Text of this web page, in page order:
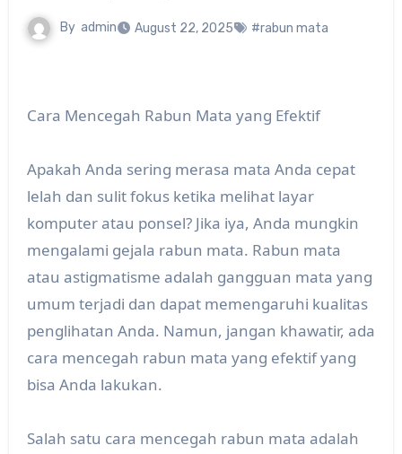
By admin August 22, 2025 #rabun mata
Cara Mencegah Rabun Mata yang Efektif
Apakah Anda sering merasa mata Anda cepat
lelah dan sulit fokus ketika melihat layar
komputer atau ponsel? Jika iya, Anda mungkin
mengalami gejala rabun mata. Rabun mata
atau astigmatisme adalah gangguan mata yang
umum terjadi dan dapat memengaruhi kualitas
penglihatan Anda. Namun, jangan khawatir, ada
cara mencegah rabun mata yang efektif yang
bisa Anda lakukan.
Salah satu cara mencegah rabun mata adalah